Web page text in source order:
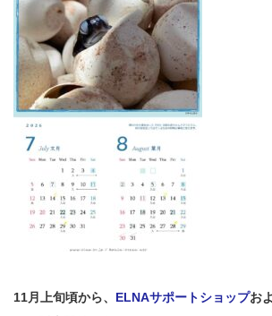
11月上旬頃から、 ELNAサポートショップお